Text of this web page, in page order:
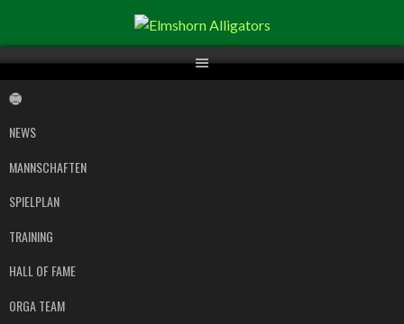
Inhalt
NEWS
MANNSCHAFTEN
SPIELPLAN
TRAINING
HALL OF FAME
ORGA TEAM